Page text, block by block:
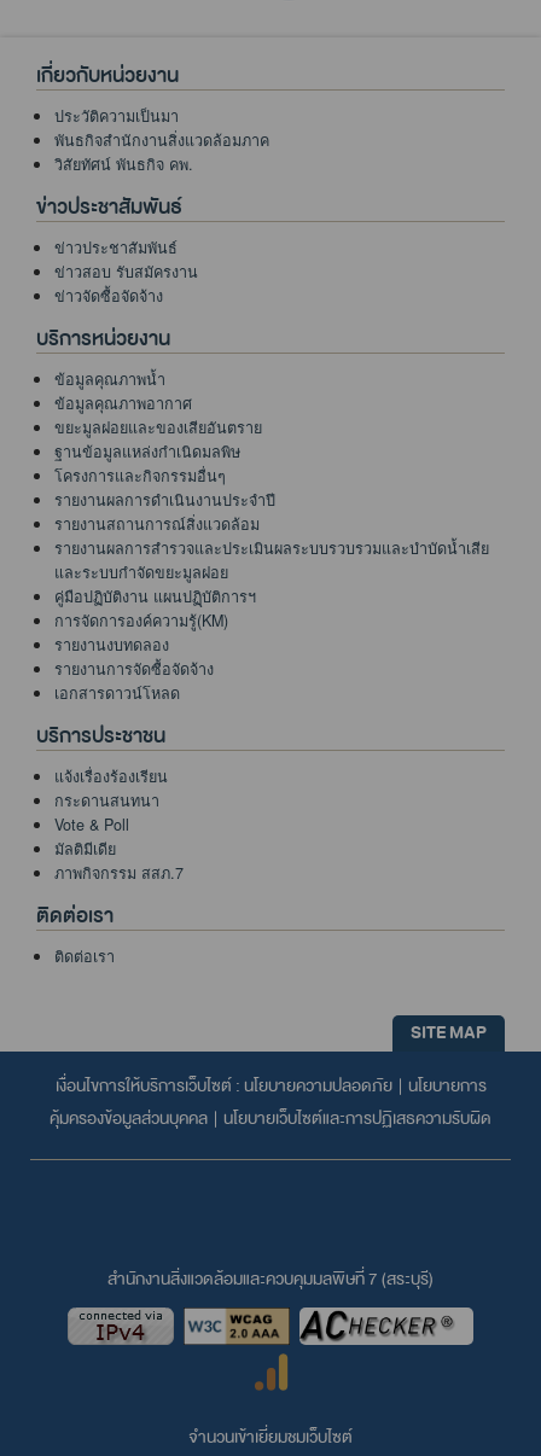
เกี่ยวกับหน่วยงาน
ประวัติความเป็นมา
พันธกิจสำนักงานสิ่งแวดล้อมภาค
วิสัยทัศน์ พันธกิจ คพ.
ข่าวประชาสัมพันธ์
ข่าวประชาสัมพันธ์
ข่าวสอบ รับสมัครงาน
ข่าวจัดซื้อจัดจ้าง
บริการหน่วยงาน
ข้อมูลคุณภาพน้ำ
ข้อมูลคุณภาพอากาศ
ขยะมูลฝอยและของเสียอันตราย
ฐานข้อมูลแหล่งกำเนิดมลพิษ
โครงการและกิจกรรมอื่นๆ
รายงานผลการดำเนินงานประจำปี
รายงานสถานการณ์สิ่งแวดล้อม
รายงานผลการสำรวจและประเมินผลระบบรวบรวมและบำบัดน้ำเสีย
และระบบกำจัดขยะมูลฝอย
คู่มือปฏิบัติงาน แผนปฏฺิบัติการฯ
การจัดการองค์ความรู้(KM)
รายงานงบทดลอง
รายงานการจัดซื้อจัดจ้าง
เอกสารดาวน์โหลด
บริการประชาชน
แจ้งเรื่องร้องเรียน
กระดานสนทนา
Vote & Poll
มัลติมีเดีย
ภาพกิจกรรม สสภ.7
ติดต่อเรา
ติดต่อเรา
SITE MAP
เงื่อนไขการให้บริการเว็บไซต์ : นโยบายความปลอดภัย| นโยบายการ
คุ้มครองข้อมูลส่วนบุคคล | นโยบายเว็บไซต์และการปฏิเสธความรับผิด
สำนักงานสิ่งแวดล้อมและควบคุมมลพิษที่ 7 (สระบุรี)
จำนวนเข้าเยี่ยมชมเว็บไซต์